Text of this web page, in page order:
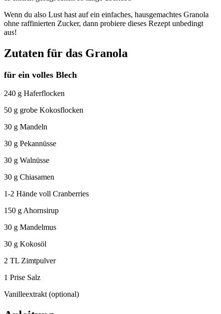
Wenn du also Lust hast auf ein einfaches, hausgemachtes Granola
ohne raffinierten Zucker, dann probiere dieses Rezept unbedingt
aus!
Zutaten für das Granola
für ein volles Blech
240 g Haferflocken
50 g grobe Kokosflocken
30 g Mandeln
30 g Pekannüsse
30 g Walnüsse
30 g Chiasamen
1-2 Hände voll Cranberries
150 g Ahornsirup
30 g Mandelmus
30 g Kokosöl
2 TL Zimtpulver
1 Prise Salz
Vanilleextrakt (optional)